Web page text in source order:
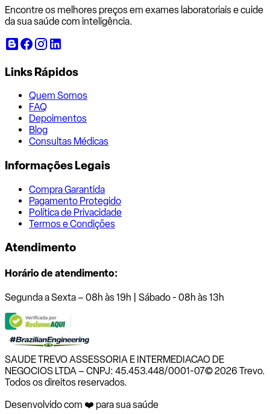
Encontre os melhores preços em exames laboratoriais e cuide
da sua saúde com inteligência.
Links Rápidos
Quem Somos
FAQ
Depoimentos
Blog
Consultas Médicas
Informações Legais
Compra Garantida
Pagamento Protegido
Política de Privacidade
Termos e Condições
Atendimento
Horário de atendimento:
Segunda a Sexta – 08h às 19h | Sábado - 08h às 13h
SAUDE TREVO ASSESSORIA E INTERMEDIACAO DE
NEGOCIOS LTDA – CNPJ: 45.453.448/0001-07© 2026 Trevo.
Todos os direitos reservados.
Desenvolvido com ❤️ para sua saúde